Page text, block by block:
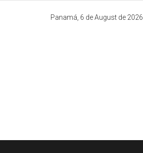
Panamá, 6 de August de 2026.